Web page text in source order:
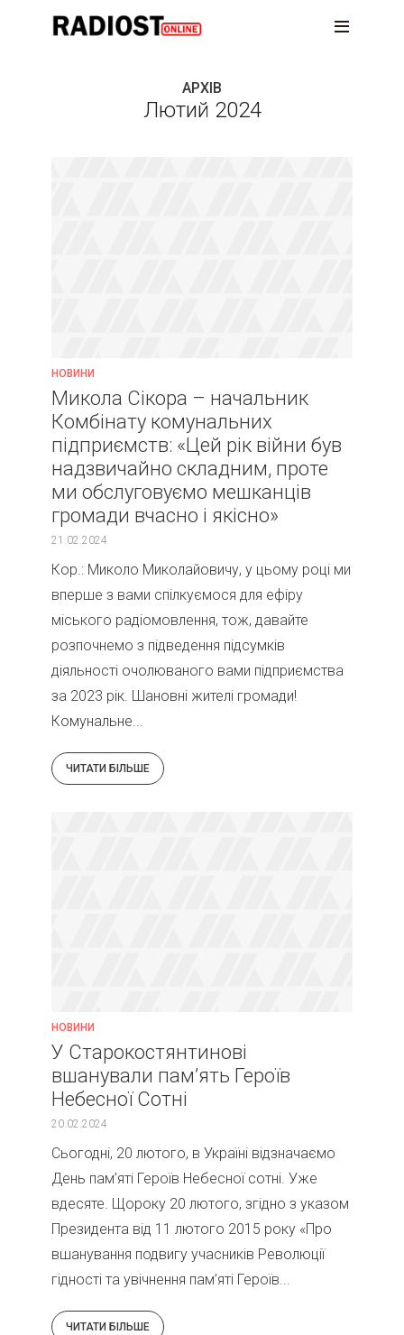
АРХІВ
Лютий 2024
НОВИНИ
Микола Сікора – начальник
Комбінату комунальних
підприємств: «Цей рік війни був
надзвичайно складним, проте
ми обслуговуємо мешканців
громади вчасно і якісно»
21.02.2024
Кор.: Миколо Миколайовичу, у цьому році ми
вперше з вами спілкуємося для ефіру
міського радіомовлення, тож, давайте
розпочнемо з підведення підсумків
діяльності очолюваного вами підприємства
за 2023 рік. Шановні жителі громади!
Комунальне...
ЧИТАТИ БІЛЬШЕ
НОВИНИ
У Старокостянтинові
вшанували пам’ять Героїв
Небесної Сотні
20.02.2024
Сьогодні, 20 лютого, в Україні відзначаємо
День пам’яті Героїв Небесної сотні. Уже
вдесяте. Щороку 20 лютого, згідно з указом
Президента від 11 лютого 2015 року «Про
вшанування подвигу учасників Революції
гідності та увічнення пам’яті Героїв...
ЧИТАТИ БІЛЬШЕ